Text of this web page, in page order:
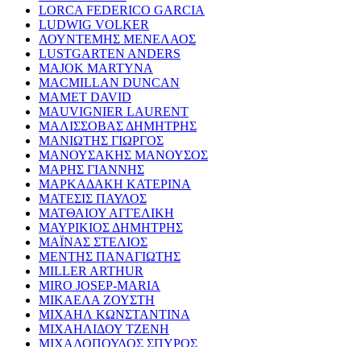
LORCA FEDERICO GARCIA
LUDWIG VOLKER
ΛΟΥΝΤΕΜΗΣ ΜΕΝΕΛΑΟΣ
LUSTGARTEN ANDERS
MAJOK MARTYNA
MACMILLAN DUNCAN
MAMET DAVID
MAUVIGNIER LAURENT
ΜΑΛΙΣΣΟΒΑΣ ΔΗΜΗΤΡΗΣ
ΜΑΝΙΩΤΗΣ ΓΙΩΡΓΟΣ
ΜΑΝΟΥΣΑΚΗΣ ΜΑΝΟΥΣΟΣ
ΜΑΡΗΣ ΓΙΑΝΝΗΣ
ΜΑΡΚΑΔΑΚΗ ΚΑΤΕΡΙΝΑ
ΜΑΤΕΣΙΣ ΠΑΥΛΟΣ
ΜΑΤΘΑΙΟΥ ΑΓΓΕΛΙΚΗ
ΜΑΥΡΙΚΙΟΣ ΔΗΜΗΤΡΗΣ
ΜΑΪΝΑΣ ΣΤΕΛΙΟΣ
ΜΕΝΤΗΣ ΠΑΝΑΓΙΩΤΗΣ
MILLER ARTHUR
MIRO JOSEP-MARIA
ΜΙΚΑΕΛΑ ΖΟΥΣΤΗ
ΜΙΧΑΗΛ ΚΩΝΣΤΑΝΤΙΝΑ
ΜΙΧΑΗΛΙΔΟΥ ΤΖΕΝΗ
ΜΙΧΑΛΟΠΟΥΛΟΣ ΣΠΥΡΟΣ